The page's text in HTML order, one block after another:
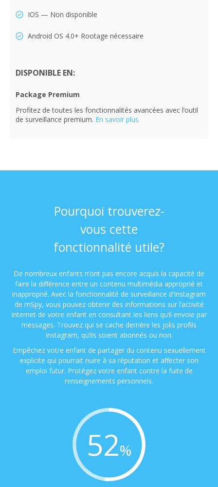
IOS — Non disponible
Android OS 4.0+ Rootage nécessaire
DISPONIBLE EN:
Package Premium
Profitez de toutes les fonctionnalités avancées avec l’outil
de surveillance premium. En savoir plus
Pourquoi trouverez-
vous cette
fonctionnalité utile?
De nombreux enfants n’ont pas encore acquis la capacité de
faire la différence entre un contenu multimédia approprié et
inapproprié. Avec la fonctionnalité de surveillance d’Instagram
de mSpy, vous pouvez obtenir des informations sur l’activité
Internet de votre enfant en consultant les liens qu’il envoie par
messages. Trouvez qui se cache derrière les jolis profils
Instagram, qu’ils soient abonnés ou non.
Empêchez votre enfant de partager du contenu sexuellement
explicite qui pourrait nuire à sa réputation et affecter son
emploi futur. Protégez votre enfant contre la fuite de
renseignements personnels.
52%